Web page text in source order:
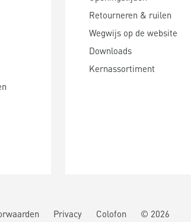
Retourneren & ruilen
Wegwijs op de website
Downloads
Kernassortiment
Privacy Colofon © 2026